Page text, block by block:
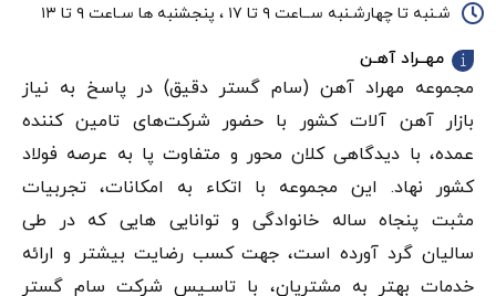
شـنبه تا چهارشـنبه ســاعت ۹ تا ۱۷ ، پنجشنبه ها سـاعت ۹ تا ۱۳
مهــراد آهـن
مجموعه مهراد آهن (سام گستر دقيق) در پاسخ به نیاز
بازار آهن‌ آلات کشور با حضور شرکت‌های تامین کننده
عمده، با دیدگاهی کلان محور و متفاوت پا به عرصه فولاد
کشور نهاد. این مجموعه با اتکاء به امکانات، تجربیات
مثبت پنجاه ساله خانوادگی و توانایی هایی که در طی
سالیان گرد آورده است، جهت کسب رضایت بیشتر و ارائه
خدمات بهتر به مشتریان، با تاسـیس شرکت سام گستر